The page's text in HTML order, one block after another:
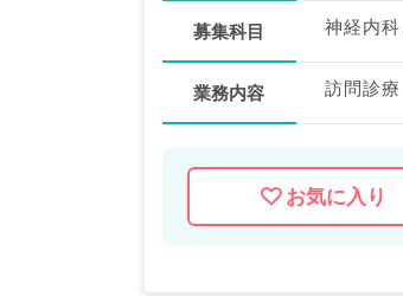
募集科目
業務内容
お気に入り